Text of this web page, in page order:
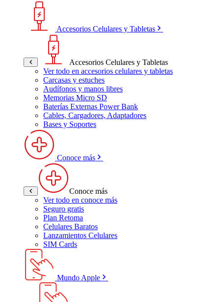
Accesorios Celulares y Tabletas
Accesorios Celulares y Tabletas
Ver todo en accesorios celulares y tabletas
Carcasas y estuches
Audífonos y manos libres
Memorias Micro SD
Baterías Externas Power Bank
Cables, Cargadores, Adaptadores
Bases y Soportes
Conoce más
Conoce más
Ver todo en conoce más
Seguro gratis
Plan Retoma
Celulares Baratos
Lanzamientos Celulares
SIM Cards
Mundo Apple